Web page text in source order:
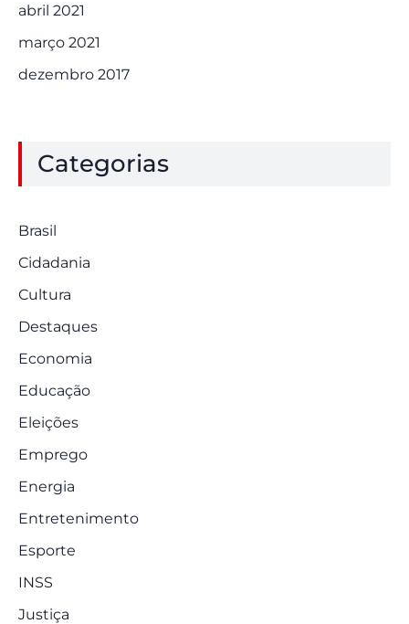
abril 2021
março 2021
dezembro 2017
Categorias
Brasil
Cidadania
Cultura
Destaques
Economia
Educação
Eleições
Emprego
Energia
Entretenimento
Esporte
INSS
Justiça